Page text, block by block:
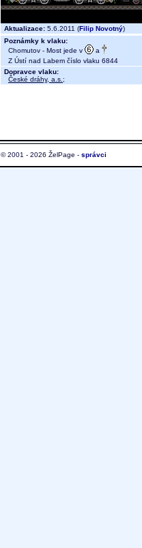
Aktualizace: 5.6.2011 (Filip Novotný)
Poznámky k vlaku:
Chomutov - Most jede v
a
Z Ústí nad Labem číslo vlaku 6844
Dopravce vlaku:
České dráhy, a.s. ;
© 2001 - 2026 ŽelPage - správci